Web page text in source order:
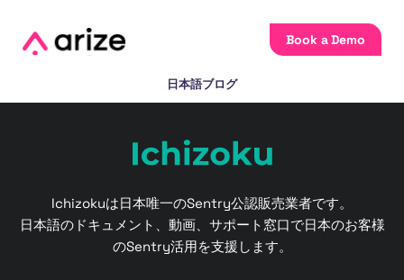
Book a Demo
日本語ブログ
Ichizokuは日本唯一のSentry公認販売業者です。
日本語のドキュメント、動画、サポート窓口で日本のお客様
のSentry活用を支援します。